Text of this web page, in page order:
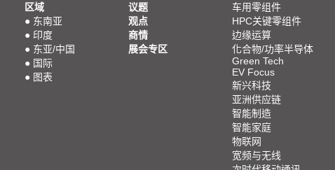
区域
● 东南亚
● 印度
● 东亚/中国
● 国际
● 图表
议题
观点
商情
展会专区
车用零组件
HPC关键零组件
边缘运算
化合物/功率半导体
Green Tech
EV Focus
新兴科技
亚洲供应链
智能制造
智能家庭
物联网
宽频与无线